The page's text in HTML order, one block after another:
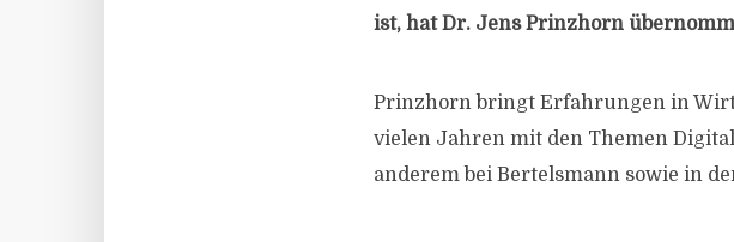
ist, hat Dr. Jens Prinzhorn
Prinzhorn bringt Erfahrungen in
vielen Jahren mit den Themen
anderem bei Bertelsmann sowie in